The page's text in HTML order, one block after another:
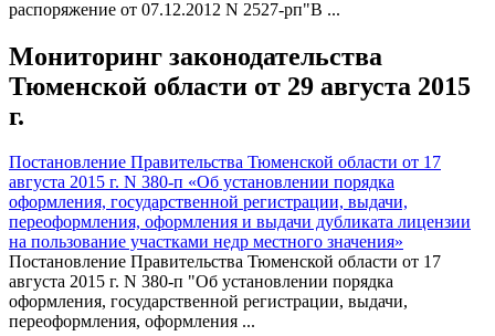
распоряжение от 07.12.2012 N 2527-рп"В ...
Мониторинг законодательства
Тюменской области от 29 августа 2015
г.
Постановление Правительства Тюменской области от 17
августа 2015 г. N 380-п «Об установлении порядка
оформления, государственной регистрации, выдачи,
переоформления, оформления и выдачи дубликата лицензии
на пользование участками недр местного значения»
Постановление Правительства Тюменской области от 17
августа 2015 г. N 380-п "Об установлении порядка
оформления, государственной регистрации, выдачи,
переоформления, оформления ...